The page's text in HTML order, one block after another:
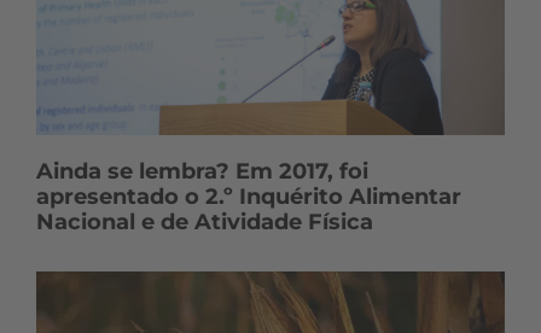
Ainda se lembra? Em 2017, foi
apresentado o 2.º Inquérito Alimentar
Nacional e de Atividade Física